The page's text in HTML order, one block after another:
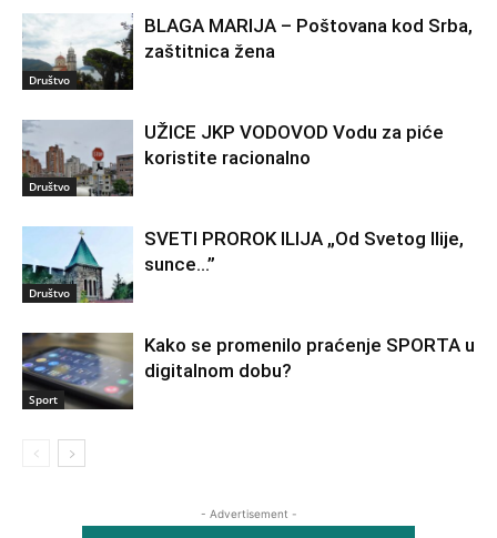
Društvo
BLAGA MARIJA – Poštovana kod Srba,
zaštitnica žena
Društvo
UŽICE JKP VODOVOD Vodu za piće
koristite racionalno
Društvo
SVETI PROROK ILIJA „Od Svetog Ilije,
sunce…”
Sport
Kako se promenilo praćenje SPORTA u
digitalnom dobu?
- Advertisement -